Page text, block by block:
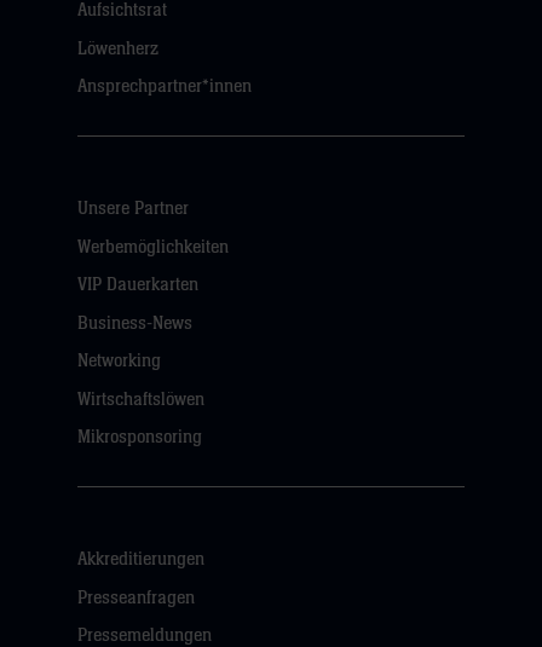
Aufsichtsrat
Löwenherz
Ansprechpartner*innen
Unsere Partner
Werbemöglichkeiten
VIP Dauerkarten
Business-News
Networking
Wirtschaftslöwen
Mikrosponsoring
Akkreditierungen
Presseanfragen
Pressemeldungen